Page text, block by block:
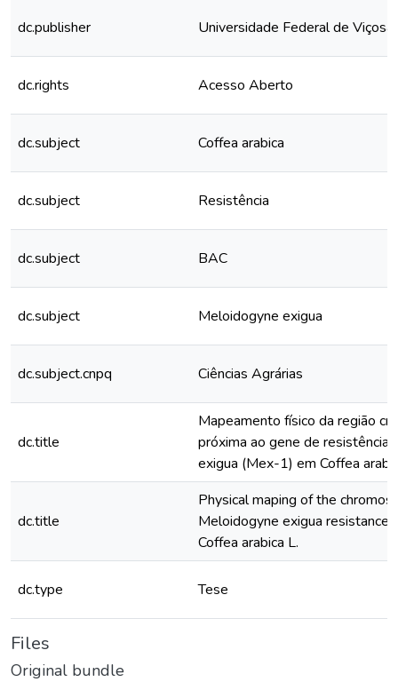
dc.publisher Universidade Federal de Viçosa
dc.rights Acesso Aberto
dc.subject Coffea arabica
dc.subject Resistência
dc.subject BAC
dc.subject Meloidogyne exigua
dc.subject.cnpq Ciências Agrárias
dc.title
Mapeamento físico da região
próxima ao gene de resistência
exigua (Mex-1) em Coffea
dc.title
Physical maping of the
Meloidogyne exigua resistance
Coffea arabica L.
dc.type Tese
Files
Original bundle